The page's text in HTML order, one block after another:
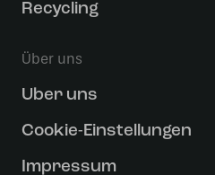
Recycling
Über uns
Uber uns
Cookie-Einstellungen
Impressum